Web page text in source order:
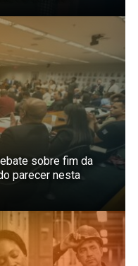
sobre fim da
parecer nesta